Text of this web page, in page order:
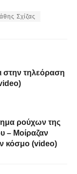
Σχίζας
στην τηλεόραση
ρούχων της
– Μοίραζαν
κόσμο (video)